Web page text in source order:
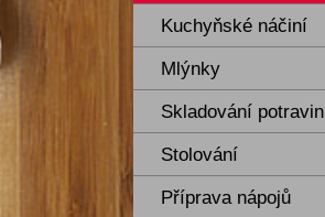
Kuchyňské náčiní
Mlýnky
Skladování potravin
Stolování
Příprava nápojů